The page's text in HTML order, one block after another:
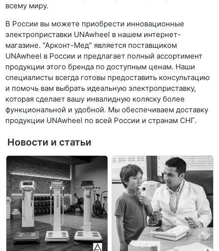
всему миру.
В России вы можете приобрести инновационные
электроприставки UNAwheel в нашем интернет-
магазине. "Арконт-Мед" является поставщиком
UNAwheel в России и предлагает полный ассортимент
продукции этого бренда по доступным ценам. Наши
специалисты всегда готовы предоставить консультацию
и помочь вам выбрать идеальную электроприставку,
которая сделает вашу инвалидную коляску более
функциональной и удобной. Мы обеспечиваем доставку
продукции UNAwheel по всей России и странам СНГ.
Новости и статьи